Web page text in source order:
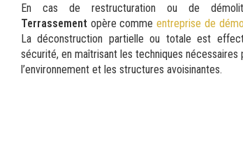
En cas de restructuration ou de
Terrassement opère commeentreprise de
La déconstruction partielle ou totale est
sécurité, en maîtrisant les techniques nécessaires
l’environnement et les structures avoisinantes.